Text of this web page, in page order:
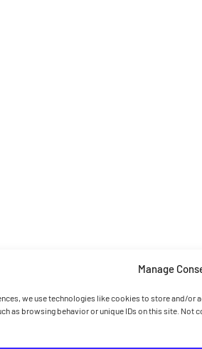
Manage
we use technologies like cookies to store and/
as browsing behavior or unique IDs on this site.